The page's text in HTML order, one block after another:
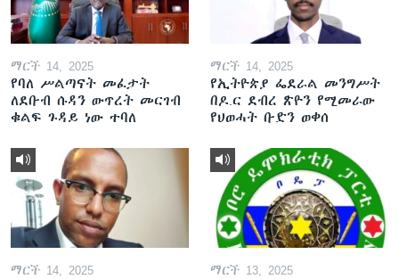
ማርች 14, 2025
የባለ ሥልጣናት መፈታት
ለደቡብ ሱዳን ውጥረት መርገብ
ቁልፍ ጉዳይ ነው ተባለ
ማርች 14, 2025
የኢትዮጵያ ፌደራል መንግሥት
በዶ.ር ደብረ ጽዮን የሚመራው
የህወሓት ቡድን ወቀሰ
ማርች 14, 2025 ማርች 13, 2025